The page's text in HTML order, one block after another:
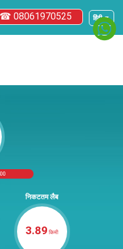
हिंदी ▼
☎ 08061970525
निकटतम लैब
3.89 किमी